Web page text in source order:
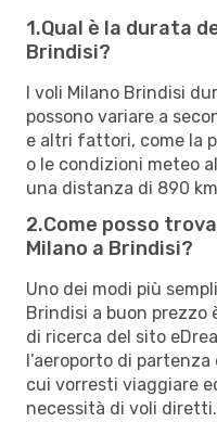
1.Qual è la durata
Brindisi?
I voli Milano Brindisi
possono variare a
e altri fattori, come la
o le condizioni meteo
una distanza di 890
2.Come posso
Milano a Brindisi?
Uno dei modi più
Brindisi a buon
di ricerca del sito
l’aeroporto di
cui vorresti viaggiare
necessità di voli